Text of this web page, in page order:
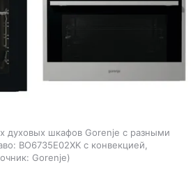
духовых шкафов Gorenje с разными
BO6735E02XK с конвекцией,
Gorenje